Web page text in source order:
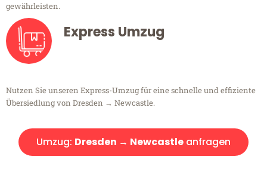
gewährleisten.
Express Umzug
Nutzen Sie unseren Express-Umzug für eine schnelle und effiziente
Übersiedlung von Dresden → Newcastle.
Umzug: Dresden → Newcastle anfragen